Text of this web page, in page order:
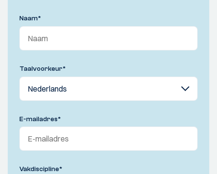
Naam*
Taalvoorkeur*
E-mailadres*
Vakdiscipline*